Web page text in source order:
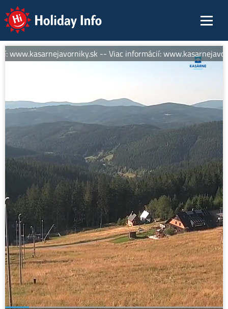
Holiday Info
www.kasarnejavorniky.sk -- Viac informácií: